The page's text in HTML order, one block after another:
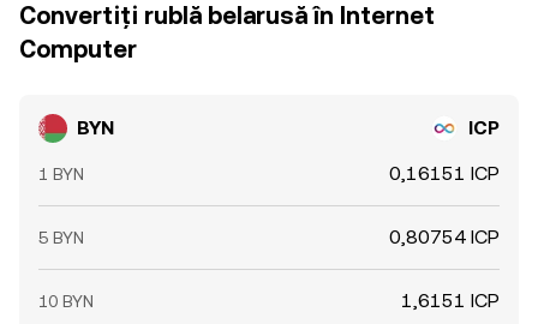
Convertiți rublă belarusă în Internet
Computer
BYN ICP
1 BYN 0,16151 ICP
5 BYN 0,80754 ICP
10 BYN 1,6151 ICP